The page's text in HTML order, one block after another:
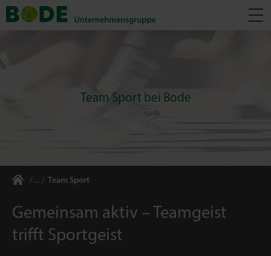
Team Sport bei Bode
Team Sport
Gemeinsam aktiv – Teamgeist
trifft Sportgeist